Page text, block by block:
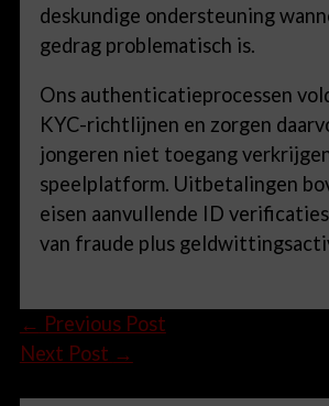
deskundige ondersteuning
gedrag problematisch is.
Ons authenticatieprocessen
KYC-richtlijnen en zorgen
jongeren niet toegang
speelplatform. Uitbetalingen
eisen aanvullende ID
van fraude plus
← Previous Post
Next Post →